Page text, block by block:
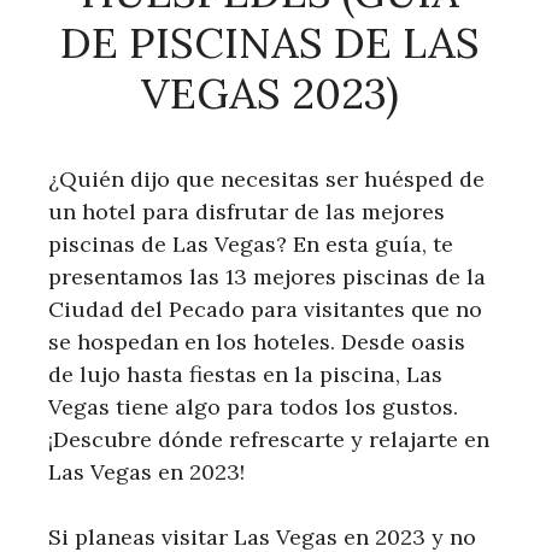
DE PISCINAS DE LAS
VEGAS 2023)
¿Quién dijo que necesitas ser huésped de
un hotel para disfrutar de las mejores
piscinas de Las Vegas? En esta guía, te
presentamos las 13 mejores piscinas de la
Ciudad del Pecado para visitantes que no
se hospedan en los hoteles. Desde oasis
de lujo hasta fiestas en la piscina, Las
Vegas tiene algo para todos los gustos.
¡Descubre dónde refrescarte y relajarte en
Las Vegas en 2023!
Si planeas visitar Las Vegas en 2023 y no